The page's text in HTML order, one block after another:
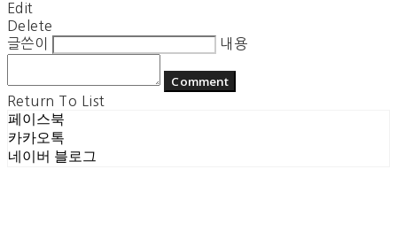
Edit
Delete
글쓴이
내용
Comment
Return To List
페이스북
카카오톡
네이버 블로그